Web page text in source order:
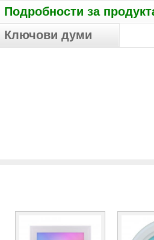
Подробности за
Ключови думи